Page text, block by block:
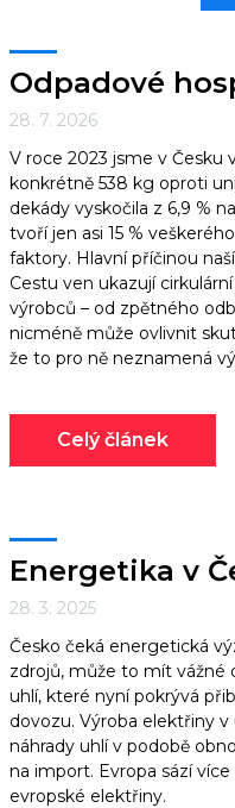
Odpadové
28. 7. 2026
V roce 2023 jsme v Česku
konkrétně 538 kg oproti
dekády vyskočila z 6,9 %
tvoří jen asi 15 %
faktory. Hlavní příčinou
Cestu ven ukazují
výrobců –⁠⁠⁠⁠⁠⁠ od zpětného
nicméně může ovlivnit
že to pro ně neznamená
Celý článek
Energetika v
28. 3. 2025
Česko čeká energetická
zdrojů, může to mít vážné
uhlí, které nyní pokrývá
dovozu. Výroba elektřiny
náhrady uhlí v podobě
na import. Evropa sází
evropské elektřiny.